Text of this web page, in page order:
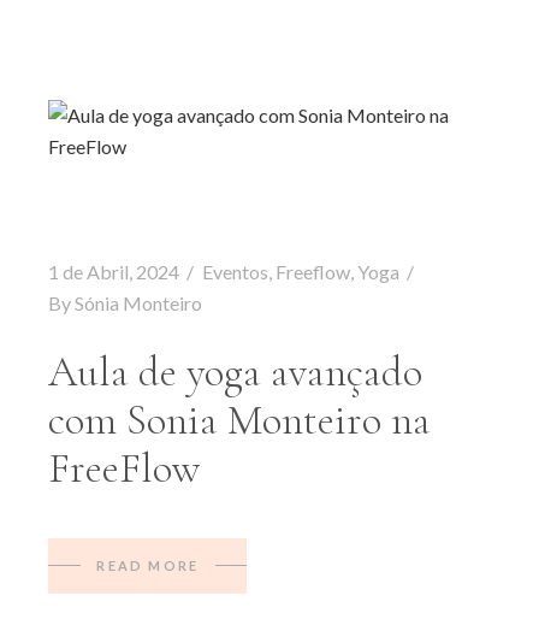
1 de Abril, 2024 Eventos, Freeflow, Yoga
BySónia Monteiro
Aula de yoga avançado
com Sonia Monteiro na
FreeFlow
READ MORE